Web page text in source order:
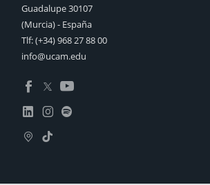
Guadalupe 30107
(Murcia) - España
Tlf:(+34) 968 27 88 00
info@ucam.edu